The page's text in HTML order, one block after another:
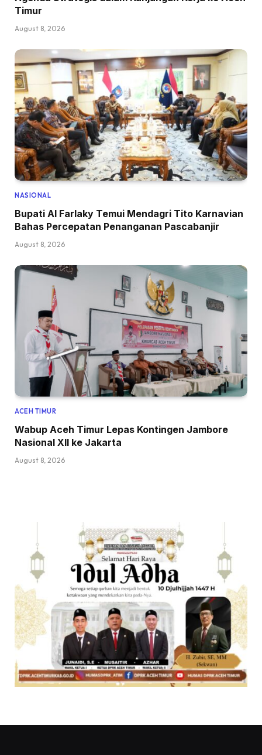
Timur
August 8, 2026
NASIONAL
Bupati Al Farlaky Temui Mendagri Tito Karnavian
Bahas Percepatan Penanganan Pascabanjir
August 8, 2026
ACEH TIMUR
Wabup Aceh Timur Lepas Kontingen Jambore
Nasional XII ke Jakarta
August 8, 2026